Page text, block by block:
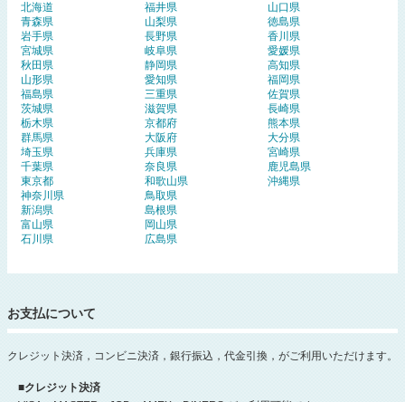
北海道
青森県
岩手県
宮城県
秋田県
山形県
福島県
茨城県
栃木県
群馬県
埼玉県
千葉県
東京都
神奈川県
新潟県
富山県
石川県
福井県
山梨県
長野県
岐阜県
静岡県
愛知県
三重県
滋賀県
京都府
大阪府
兵庫県
奈良県
和歌山県
鳥取県
島根県
岡山県
広島県
山口県
徳島県
香川県
愛媛県
高知県
福岡県
佐賀県
長崎県
熊本県
大分県
宮崎県
鹿児島県
沖縄県
お支払について
クレジット決済，コンビニ決済，銀行振込，代金引換，がご利用いただけます。
■クレジット決済